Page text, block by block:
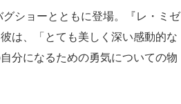
ショーとともに登場。『レ・ミゼ
は、「とても美しく深い感動的な
分になるための勇気についての物